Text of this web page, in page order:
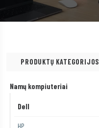
PRODUKTŲ KATEGORIJOS
Namų kompiuteriai
Dell
HP